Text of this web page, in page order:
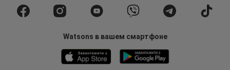
Watsons в вашем смартфоне